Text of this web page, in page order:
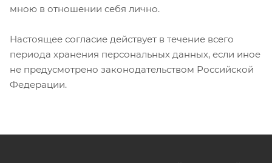
мною в отношении себя лично.
Настоящее согласие действует в течение всего
периода хранения персональных данных, если иное
не предусмотрено законодательством Российской
Федерации.